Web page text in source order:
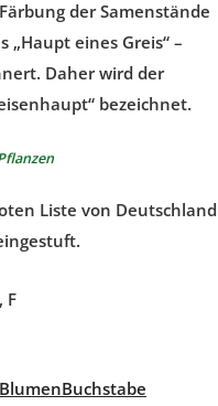
der Samenstände
eines Greis“ –
Daher wird der
bezeichnet.
Liste von Deutschland
F
BlumenBuchstabe